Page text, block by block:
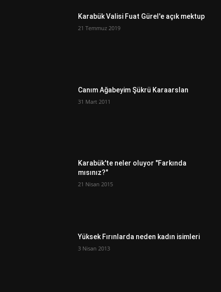
Karabük Valisi Fuat Gürel'e açık mektup
21 Temmuz 2019
Canım Ağabeyim Şükrü Karaarslan
31 Mart 2011
Karabük'te neler oluyor "Farkında
mısınız?"
21 Nisan 2015
Yüksek Fırınlarda neden kadın isimleri
3 Nisan 2013